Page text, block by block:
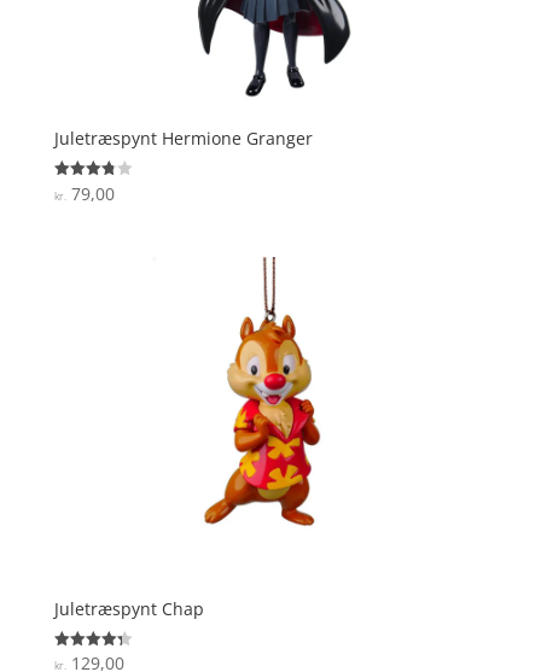
Juletræspynt Hermione Granger
Vurderet
3.8
kr.79,00
Juletræspynt Chap
Vurderet
kr.129,00